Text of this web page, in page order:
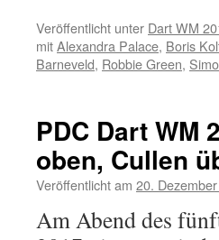
Veröffentlicht unter Dart WM
mitAlexandra Palace, Boris
Barneveld, Robbie Green,
PDC Dart WM
oben, Cullen
Veröffentlicht am 20.
Am Abend des